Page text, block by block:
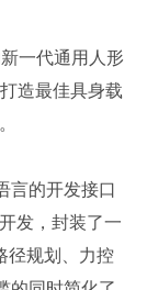
一代通用人形
造最佳具身载
言的开发接口
发，封装了一
径规划、力控